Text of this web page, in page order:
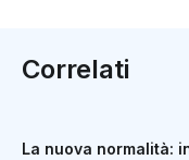
Correlati
La nuova normalità: